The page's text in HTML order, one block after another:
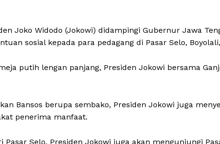
Joko Widodo (Jokowi) didampingi Gubernur Jawa
sosial kepada para pedagang di Pasar Selo,
putih lengan panjang, Presiden Jokowi bersama
Bansos berupa sembako, Presiden Jokowi juga
penerima manfaat.
Pasar Selo, Presiden Jokowi juga akan mengunjungi